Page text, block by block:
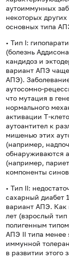
аутоиммунных
некоторых
основных типа
• Тип I:
(болезнь
кандидоз и
вариант АПЭ
АПЭ).
аутосомно-
что мутация в
нормального
активации Т-
аутоантител к
мишенью этих
(например,
обнаруживаются
(например,
компоненты
• Тип II:
сахарный диабет
вариант АПЭ. Как
лет (взрослый
полигенным
АПЭ II типа менее
иммунной
в развитии этого